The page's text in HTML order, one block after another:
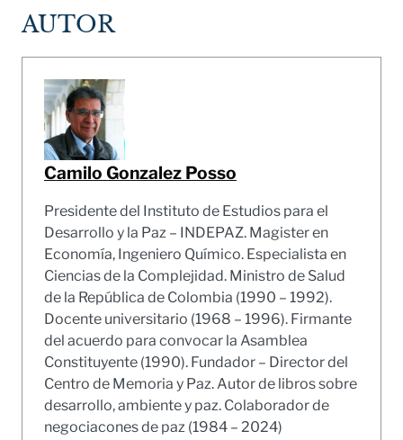
AUTOR
Camilo Gonzalez Posso
Presidente del Instituto de Estudios para el
Desarrollo y la Paz – INDEPAZ. Magister en
Economía, Ingeniero Químico. Especialista en
Ciencias de la Complejidad. Ministro de Salud
de la República de Colombia (1990 – 1992).
Docente universitario (1968 – 1996). Firmante
del acuerdo para convocar la Asamblea
Constituyente (1990). Fundador – Director del
Centro de Memoria y Paz. Autor de libros sobre
desarrollo, ambiente y paz. Colaborador de
negociacones de paz (1984 – 2024)